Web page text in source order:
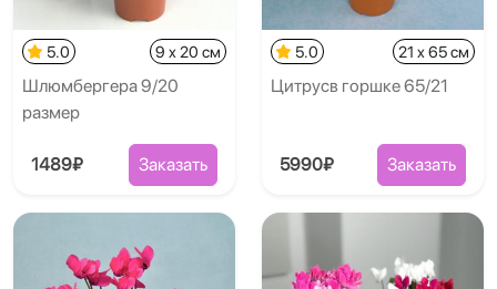
5.0 9 x 20 см
Шлюмбергера 9/20
размер
1489₽ Заказать
5.0 21 x 65 см
Цитрусв горшке 65/21
5990₽ Заказать